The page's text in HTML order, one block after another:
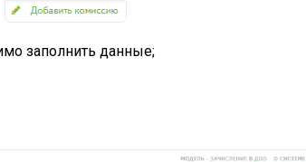
заполнить данные;